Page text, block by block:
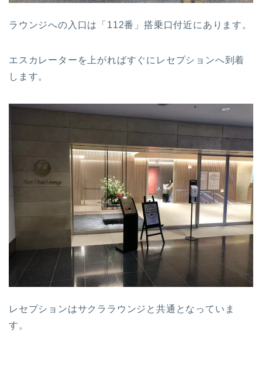
ラウンジへの入口は「112番」搭乗口付近にあります。
エスカレーターを上がればすぐにレセプションへ到着
します。
レセプションはサクララウンジと共通となっていま
す。